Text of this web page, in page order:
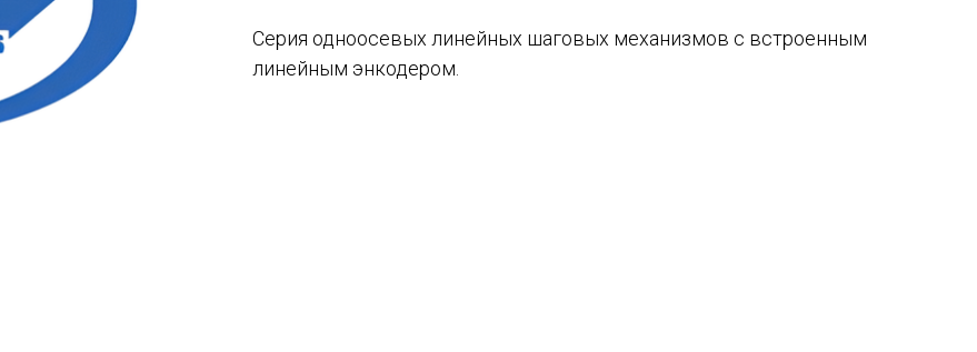
Серия одноосевых линейных шаговых механизмов с встроенным
линейным энкодером.